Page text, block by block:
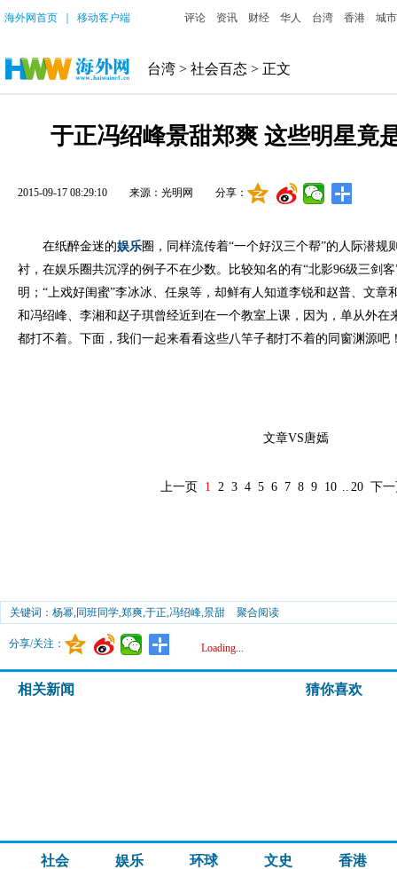
海外网首页 移动客户端 评论 资讯 财经 华人 台湾 香港 城市
台湾 > 社会百态 > 正文
于正冯绍峰景甜郑爽 这些明星竟
2015-09-17 08:29:10 来源：光明网 分享：
在纸醉金迷的娱乐圈，同样流传着“一个好汉三个帮”的人际潜规
衬，在娱乐圈共沉浮的例子不在少数。比较知名的有“北影96级三剑
明；“上戏好闺蜜”李冰冰、任泉等，却鲜有人知道李锐和赵普、文章
和冯绍峰、李湘和赵子琪曾经近到在一个教室上课，因为，单从外在
都打不着。下面，我们一起来看看这些八竿子都打不着的同窗渊源吧
文章VS唐嫣
上一页 1 2 3 4 5 6 7 8 9 10 .. 20 下
关键词：杨幂,同班同学,郑爽,于正,冯绍峰,景甜 聚合阅读
分享/关注： Loading...
相关新闻 猜你喜欢
社会 娱乐 环球 文史 香港